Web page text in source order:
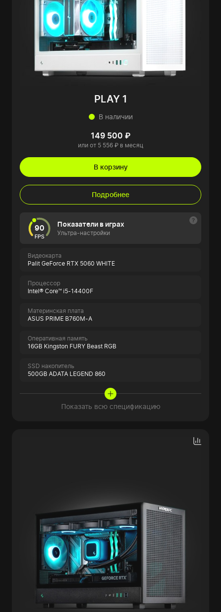
PLAY 1
В наличии
149 500 ₽
или от 5 556 ₽ в месяц
В корзину
Подробнее
90
FPS
Показатели в играх
Ультра-настройки
Видеокарта
Palit GeForce RTX 5060 WHITE
Процессор
Intel® Core™ i5-14400F
Материнская плата
ASUS PRIME B760M-A
Оперативная память
16GB Kingston FURY Beast RGB
SSD накопитель
500GB ADATA LEGEND 860
Показать всю спецификацию